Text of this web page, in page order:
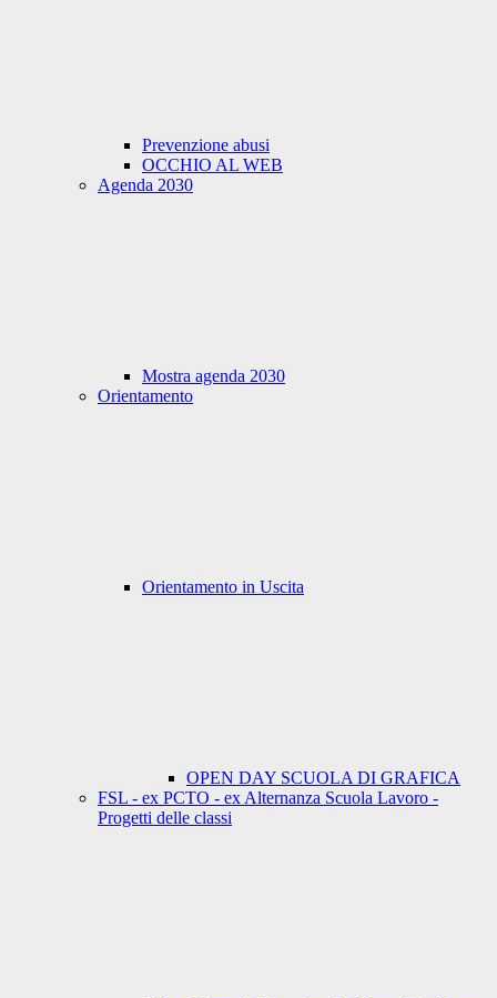
Prevenzione abusi
OCCHIO AL WEB
Agenda 2030
Mostra agenda 2030
Orientamento
Orientamento in Uscita
OPEN DAY SCUOLA DI GRAFICA
FSL - ex PCTO - ex Alternanza Scuola Lavoro -
Progetti delle classi